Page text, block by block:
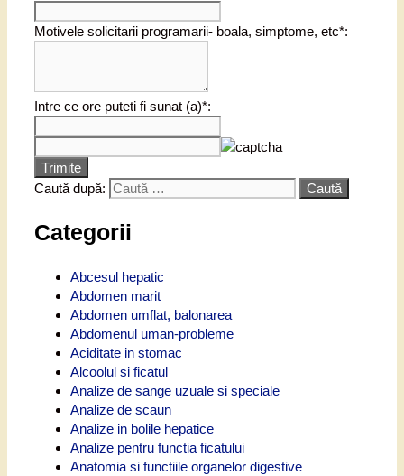
Motivele solicitarii programarii- boala, simptome, etc*:
Intre ce ore puteti fi sunat (a)*:
Trimite
Caută după:
Categorii
Abcesul hepatic
Abdomen marit
Abdomen umflat, balonarea
Abdomenul uman-probleme
Aciditate in stomac
Alcoolul si ficatul
Analize de sange uzuale si speciale
Analize de scaun
Analize in bolile hepatice
Analize pentru functia ficatului
Anatomia si functiile organelor digestive